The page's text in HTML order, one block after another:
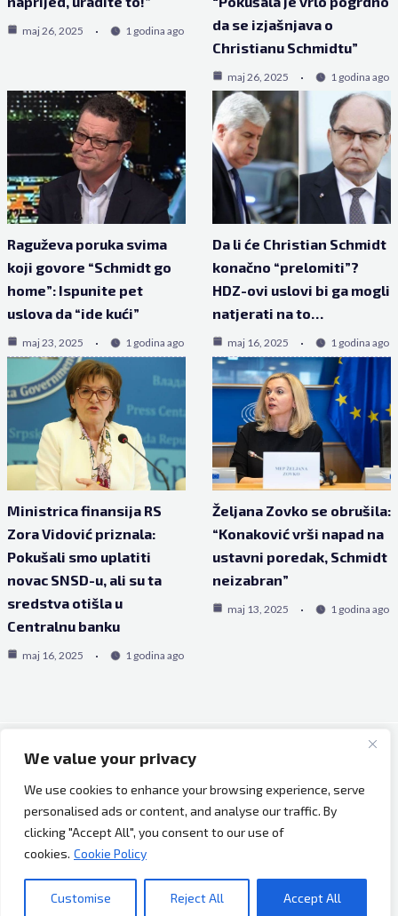
We value your privacy
We use cookies to enhance your browsing experience, serve
personalised ads or content, and analyse our traffic. By
clicking "Accept All", you consent to our use of
cookies. Cookie Policy
Customise Reject All Accept All
maj 26, 2025 1 godina ago
da se izjašnjava o
Christianu Schmidtu”
maj 26, 2025 1 godina ago
Raguževa poruka svima
koji govore “Schmidt go
home”: Ispunite pet
uslova da “ide kući”
maj 23, 2025 1 godina ago
Da li će Christian Schmidt
konačno “prelomiti”?
HDZ-ovi uslovi bi ga mogli
natjerati na to…
maj 16, 2025 1 godina ago
Ministrica finansija RS
Zora Vidović priznala:
Pokušali smo uplatiti
novac SNSD-u, ali su ta
sredstva otišla u
Centralnu banku
maj 16, 2025 1 godina ago
Željana Zovko se obrušila:
“Konaković vrši napad na
ustavni poredak, Schmidt
neizabran”
maj 13, 2025 1 godina ago
Copyright © 2026 Bh Dijaspora.
O nama
Marketing
Uslovi korištenja